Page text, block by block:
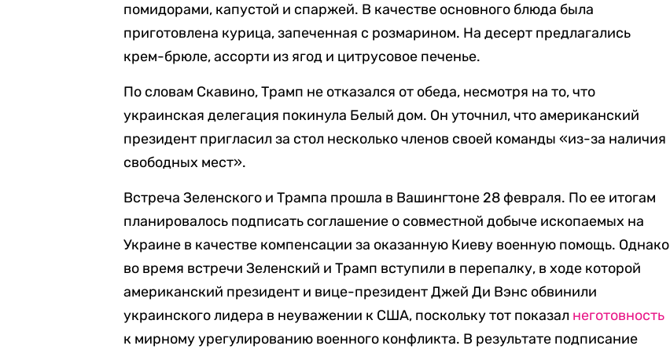
помидорами, капустой и спаржей. В качестве основного блюда была
приготовлена курица, запеченная с розмарином. На десерт предлагались
крем-брюле, ассорти из ягод и цитрусовое печенье.
По словам Скавино, Трамп не отказался от обеда, несмотря на то, что
украинская делегация покинула Белый дом. Он уточнил, что американский
президент пригласил за стол несколько членов своей команды «из-за наличия
свободных мест».
Встреча Зеленского и Трампа прошла в Вашингтоне 28 февраля. По ее итогам
планировалось подписать соглашение о совместной добыче ископаемых на
Украине в качестве компенсации за оказанную Киеву военную помощь. Однако
во время встречи Зеленский и Трамп вступили в перепалку, в ходе которой
американский президент и вице-президент Джей Ди Вэнс обвинили
украинского лидера в неуважении к США, поскольку тот показал неготовность
к мирному урегулированию военного конфликта. В результате подписание